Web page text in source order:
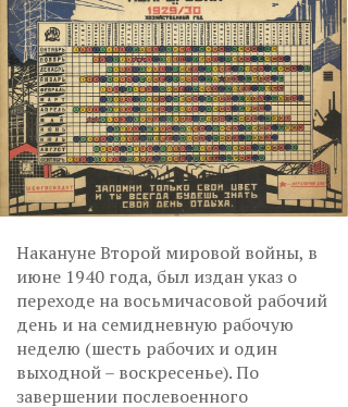
Накануне Второй мировой войны, в
июне 1940 года, был издан указ о
переходе на восьмичасовой рабочий
день и на семидневную рабочую
неделю (шесть рабочих и один
выходной – воскресенье). По
завершении послевоенного